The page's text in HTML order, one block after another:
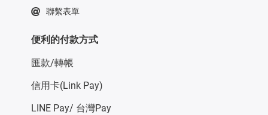
聯繫表單
便利的付款方式
匯款/轉帳
信用卡(Link Pay)
LINE Pay/ 台灣Pay